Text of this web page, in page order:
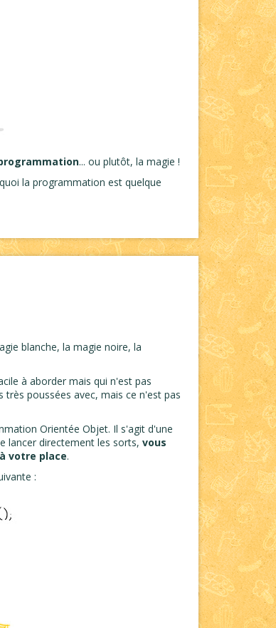
... ou plutôt, la magie !
la programmation est quelque
blanche, la magie noire, la
à aborder mais qui n'est pas
poussées avec, mais ce n'est pas
Orientée Objet. Il s'agit d'une
lancer directement les sorts, vous
votre place.
: